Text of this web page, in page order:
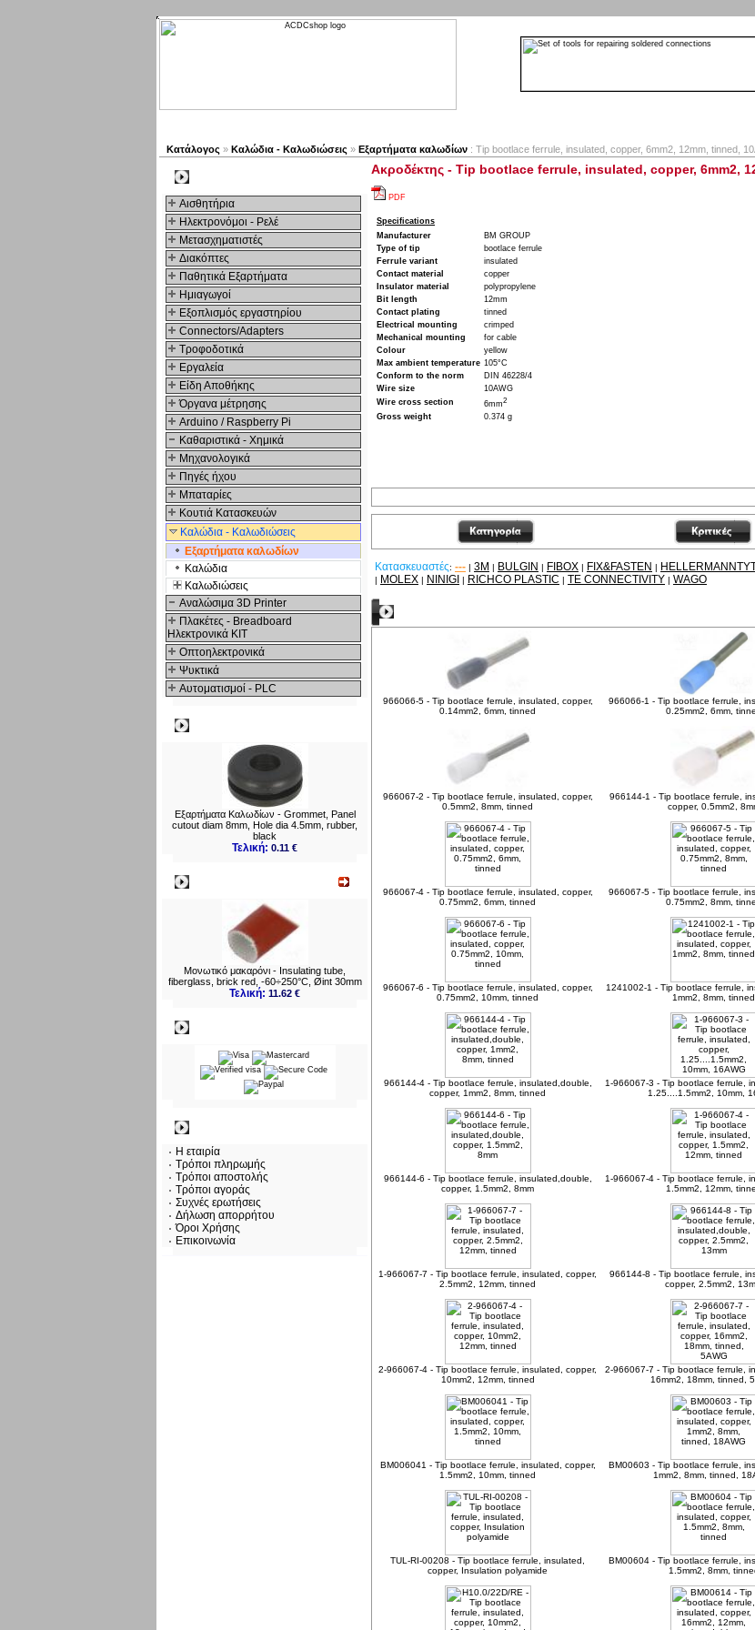
Κατάλογος » Καλώδια - Καλωδιώσεις » Εξαρτήματα καλωδίων : Tip bootlace ferrule, insulated, copper, 6mm2, 12mm, tinned,
Αισθητήρια
Ηλεκτρονόμοι - Ρελέ
Μετασχηματιστές
Διακόπτες
Παθητικά Εξαρτήματα
Hμιαγωγοί
Εξοπλισμός εργαστηρίου
Connectors/Adapters
Τροφοδοτικά
Εργαλεία
Είδη Αποθήκης
Όργανα μέτρησης
Arduino / Raspberry Pi
Καθαριστικά - Χημικά
Μηχανολογικά
Πηγές ήχου
Μπαταρίες
Κουτιά Κατασκευών
Καλώδια - Καλωδιώσεις
Εξαρτήματα καλωδίων
Καλώδια
Καλωδιώσεις
Αναλώσιμα 3D Printer
Πλακέτες - Breadboard
Ηλεκτρονικά ΚΙΤ
Οπτοηλεκτρονικά
Ψυκτικά
Αυτοματισμοί - PLC
Εξαρτήματα Καλωδίων - Grommet, Panel
cutout diam 8mm, Hole dia 4.5mm, rubber,
black
Τελική: 0.11 €
Μονωτικό μακαρόνι - Insulating tube,
fiberglass, brick red, -60÷250°C, Øint 30mm
Τελική: 11.62 €
Η εταιρία
Τρόποι πληρωμής
Τρόποι αποστολής
Τρόποι αγοράς
Συχνές ερωτήσεις
Δήλωση απορρήτου
Όροι Χρήσης
Επικοινωνία
Ακροδέκτης - Tip bootlace ferrule, insulated, copper, 6mm2,
PDF
Specifications
Manufacturer
BM GROUP
Type of tip
bootlace ferrule
Ferrule variant
insulated
Contact material
copper
Insulator material
polypropylene
Bit length
12mm
Contact plating
tinned
Electrical mounting
crimped
Mechanical mounting
for cable
Colour
yellow
Max ambient temperature 105°C
Conform to the norm
DIN 46228/4
Wire size
10AWG
Wire cross section
6mm2
Gross weight 0.374 g
Κατασκευαστές: --- | 3M | BULGIN | FIBOX | FIX&FASTEN |
| MOLEX | NINIGI | RICHCO PLASTIC | TE CONNECTIVITY | WAGO
966066-5 - Tip bootlace ferrule, insulated, copper,
0.14mm2, 6mm, tinned
966066-1 - Tip bootlace ferrule,
0.25mm2, 6mm,
966067-2 - Tip bootlace ferrule, insulated, copper,
0.5mm2, 8mm, tinned
966144-1 - Tip bootlace ferrule,
copper, 0.5mm2,
966067-4 - Tip bootlace ferrule, insulated, copper,
0.75mm2, 6mm, tinned
966067-5 - Tip bootlace ferrule,
0.75mm2, 8mm,
966067-6 - Tip bootlace ferrule, insulated, copper,
0.75mm2, 10mm, tinned
1241002-1 - Tip bootlace ferrule,
1mm2, 8mm, tinned
966144-4 - Tip bootlace ferrule, insulated,double,
copper, 1mm2, 8mm, tinned
1-966067-3 - Tip bootlace ferrule,
1.25....1.5mm2, 10mm,
966144-6 - Tip bootlace ferrule, insulated,double,
copper, 1.5mm2, 8mm
1-966067-4 - Tip bootlace ferrule,
1.5mm2, 12mm,
1-966067-7 - Tip bootlace ferrule, insulated, copper,
2.5mm2, 12mm, tinned
966144-8 - Tip bootlace ferrule,
copper, 2.5mm2,
2-966067-4 - Tip bootlace ferrule, insulated, copper,
10mm2, 12mm, tinned
2-966067-7 - Tip bootlace ferrule,
16mm2, 18mm, tinned,
BM006041 - Tip bootlace ferrule, insulated, copper,
1.5mm2, 10mm, tinned
BM00603 - Tip bootlace ferrule,
1mm2, 8mm, tinned,
TUL-RI-00208 - Tip bootlace ferrule, insulated,
copper, Insulation polyamide
BM00604 - Tip bootlace ferrule,
1.5mm2, 8mm,